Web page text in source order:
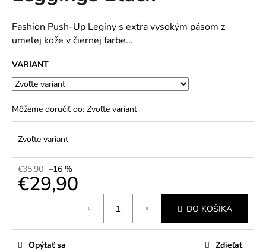
hviezdičiek.
Fashion Push-Up Legíny s extra vysokým pásom z
umelej kože v čiernej farbe...
VARIANT
Môžeme doručiť do: Zvoľte variant
Zvoľte variant
€35,90 –16 %
€29,90
DO KOŠÍKA
Opýtať sa Zdieľať
m
e